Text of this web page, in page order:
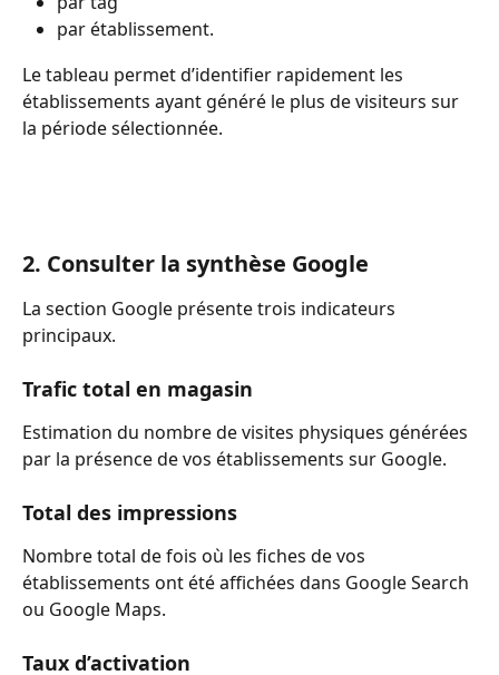
par établissement.
Le tableau permet d’identifier rapidement les
établissements ayant généré le plus de visiteurs sur
la période sélectionnée.
2. Consulter la synthèse Google
La section Google présente trois indicateurs
principaux.
Trafic total en magasin
Estimation du nombre de visites physiques générées
par la présence de vos établissements sur Google.
Total des impressions
Nombre total de fois où les fiches de vos
établissements ont été affichées dans Google Search
ou Google Maps.
Taux d’activation